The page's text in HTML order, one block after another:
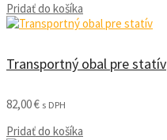
Pridať do košíka
Transportný obal pre statív
82,00€ s DPH
Pridať do košíka